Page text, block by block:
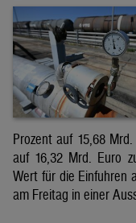
Prozent auf 15,68
auf 16,32 Mrd. Euro
Wert für die Einfuhren
am Freitag in einer